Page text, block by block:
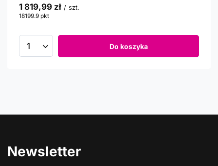
1 819,99 zł / szt.
18199.9 pkt
Do koszyka
Newsletter